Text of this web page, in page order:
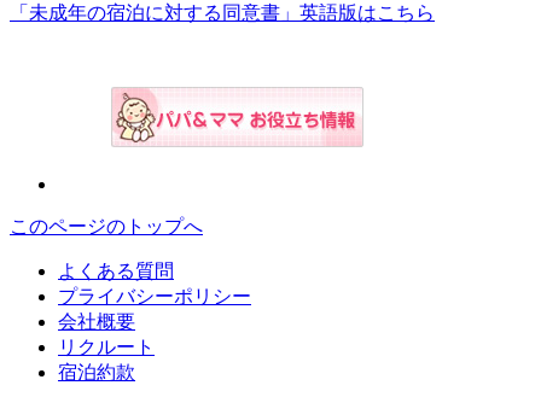
「未成年の宿泊に対する同意書」英語版はこちら
このページのトップへ
よくある質問
プライバシーポリシー
会社概要
リクルート
宿泊約款